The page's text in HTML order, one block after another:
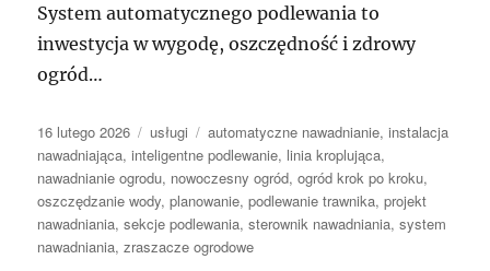
System automatycznego podlewania to
inwestycja w wygodę, oszczędność i zdrowy
ogród…
Data
publikacji
16 lutego 2026 Kategorie
usługi Tagi
automatyczne nawadnianie,instalacja
nawadniająca,inteligentne podlewanie, linia kroplująca,
nawadnianie ogrodu, nowoczesny ogród,ogród krok po kroku,
oszczędzanie wody,planowanie,podlewanie trawnika,projekt
nawadniania,sekcje podlewania,sterownik nawadniania,system
nawadniania,zraszacze ogrodowe